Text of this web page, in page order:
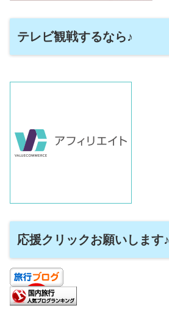
テレビ観戦するなら♪
応援クリックお願いします♪